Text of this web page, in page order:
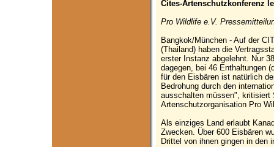
Cites-Artenschutzkonferenz
Pro Wildlife e.V.
Bangkok/München - Auf der
(Thailand) haben die
erster Instanz abgelehnt. Nur
dagegen, bei 46 Enthaltungen
für den Eisbären ist natürlich
Bedrohung durch den
ausschalten müssen", kritisiert
Artenschutzorganisation Pro
Als einziges Land erlaubt
Zwecken. Über 600 Eisbären
Drittel von ihnen gingen in den